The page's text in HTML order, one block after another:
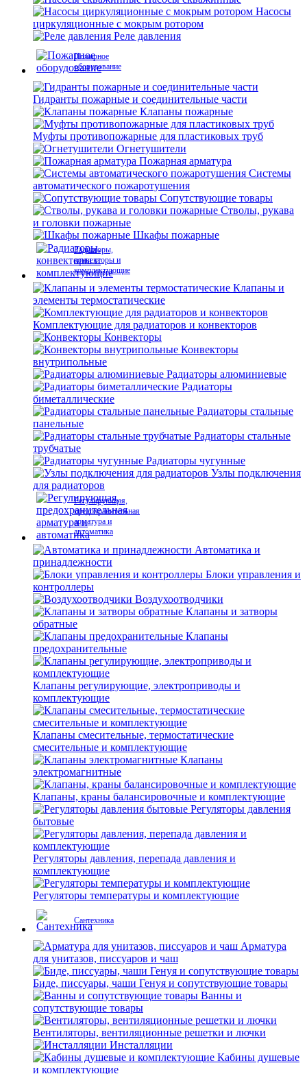
Насосы
циркуляционные с мокрым ротором
Реле давления
Пожарное
оборудование
Гидранты пожарные и соединительные части
Клапаны пожарные
Муфты противопожарные для пластиковых труб
Огнетушители
Пожарная арматура
Системы
автоматического пожаротушения
Сопутствующие товары
Стволы, рукава
и головки пожарные
Шкафы пожарные
Радиаторы,
конвекторы и
комплектующие
Клапаны и
элементы термостатические
Комплектующие для радиаторов и конвекторов
Конвекторы
Конвекторы
внутрипольные
Радиаторы алюминиевые
Радиаторы
биметаллические
Радиаторы стальные
панельные
Радиаторы стальные
трубчатые
Радиаторы чугунные
Узлы подключения
для радиаторов
Регулирующая,
предохранительная
арматура и
автоматика
Автоматика и
принадлежности
Блоки управления и
контроллеры
Воздухоотводчики
Клапаны и затворы
обратные
Клапаны
предохранительные
Клапаны регулирующие, электроприводы и
комплектующие
Клапаны смесительные, термостатические
смесительные и комплектующие
Клапаны
электромагнитные
Клапаны, краны балансировочные и комплектующие
Регуляторы давления
бытовые
Регуляторы давления, перепада давления и
комплектующие
Регуляторы температуры и комплектующие
Сантехника
Арматура
для унитазов, писсуаров и чаш
Биде, писсуары, чаши Генуя и сопутствующие товары
Ванны и
сопутствующие товары
Вентиляторы, вентиляционные решетки и лючки
Инсталляции
Кабины душевые
и комплектующие